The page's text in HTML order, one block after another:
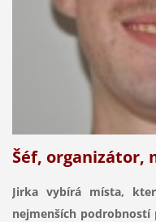
Šéf, organizátor,
Jirka vybírá místa,
nejmenších